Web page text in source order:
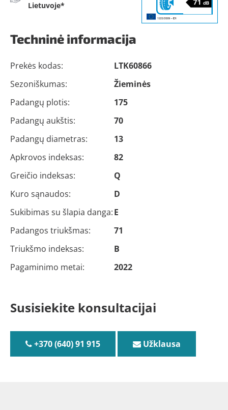
Lietuvoje*
Techninė informacija
Prekės kodas:
LTK60866
Sezoniškumas:
Žieminės
Padangų plotis:
175
Padangų aukštis:
70
Padangų diametras:
13
Apkrovos indeksas:
82
Greičio indeksas:
Q
Kuro sąnaudos:
D
Sukibimas su šlapia danga:E
Padangos triukšmas:
71
Triukšmo indeksas:
B
Pagaminimo metai:
2022
Susisiekite konsultacijai
+370 (640) 91 915 Užklausa